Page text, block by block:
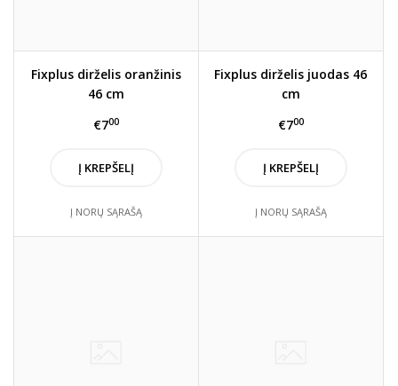
Fixplus dirželis oranžinis
46 cm
€700
Į KREPŠELĮ
Į NORŲ SĄRAŠĄ
Fixplus dirželis juodas 46
cm
€700
Į KREPŠELĮ
Į NORŲ SĄRAŠĄ